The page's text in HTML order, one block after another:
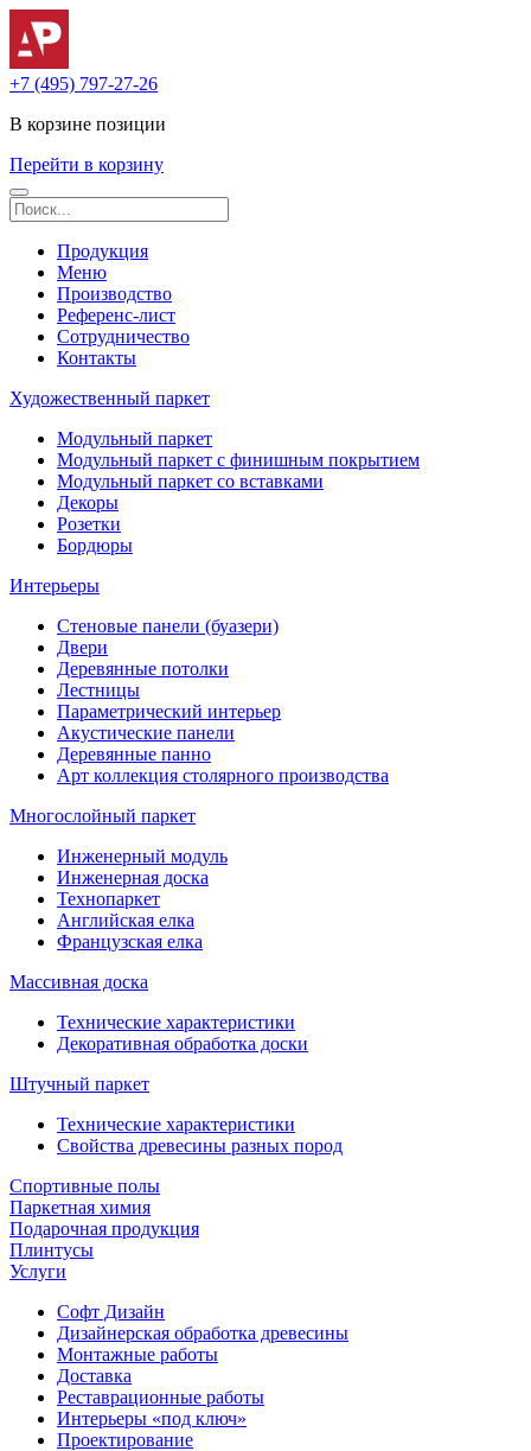
+7 (495) 797-27-26
В корзине позиции
Перейти в корзину
Продукция
Меню
Производство
Референс-лист
Сотрудничество
Контакты
Художественный паркет
Модульный паркет
Модульный паркет с финишным покрытием
Модульный паркет со вставками
Декоры
Розетки
Бордюры
Интерьеры
Стеновые панели (буазери)
Двери
Деревянные потолки
Лестницы
Параметрический интерьер
Акустические панели
Деревянные панно
Арт коллекция столярного производства
Многослойный паркет
Инженерный модуль
Инженерная доска
Технопаркет
Английская елка
Французская елка
Массивная доска
Технические характеристики
Декоративная обработка доски
Штучный паркет
Технические характеристики
Свойства древесины разных пород
Спортивные полы
Паркетная химия
Подарочная продукция
Плинтусы
Услуги
Софт Дизайн
Дизайнерская обработка древесины
Монтажные работы
Доставка
Реставрационные работы
Интерьеры «под ключ»
Проектирование